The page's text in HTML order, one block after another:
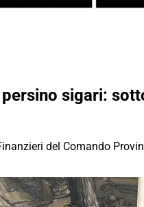
sigari:
del Comando